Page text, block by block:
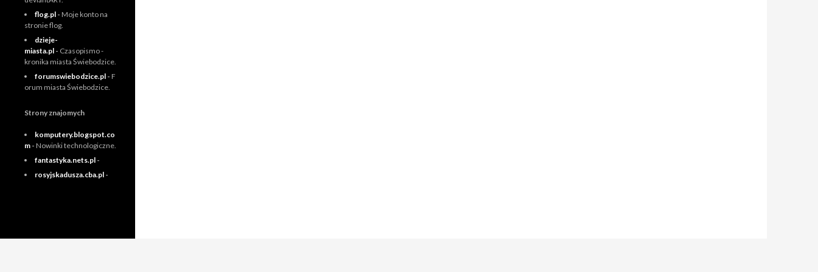
flog.pl - Moje konto na
stronie flog.
dzieje-
miasta.pl - Czasopismo -
kronika miasta Świebodzice.
forumswiebodzice.pl - F
orum miasta Świebodzice.
Strony znajomych
komputery.blogspot.co
m - Nowinki technologiczne.
fantastyka.nets.pl -
rosyjskadusza.cba.pl -